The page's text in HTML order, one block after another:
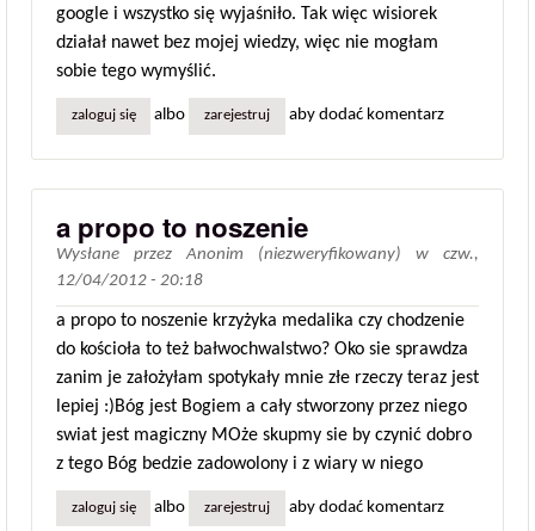
google i wszystko się wyjaśniło. Tak więc wisiorek
działał nawet bez mojej wiedzy, więc nie mogłam
sobie tego wymyślić.
zaloguj się albo zarejestruj aby dodać komentarz
a propo to noszenie
Wysłane przezAnonim (niezweryfikowany) w czw.,
12/04/2012 - 20:18
a propo to noszenie krzyżyka medalika czy chodzenie
do kościoła to też bałwochwalstwo? Oko sie sprawdza
zanim je założyłam spotykały mnie złe rzeczy teraz jest
lepiej :)Bóg jest Bogiem a cały stworzony przez niego
swiat jest magiczny MOże skupmy sie by czynić dobro
z tego Bóg bedzie zadowolony i z wiary w niego
zaloguj się albo zarejestruj aby dodać komentarz